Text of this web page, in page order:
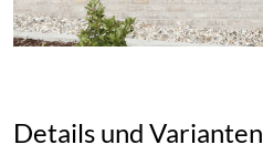
Details und Varianten